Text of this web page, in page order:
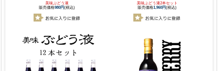
美味ぶどう液
販売価格980円(税込)
美味ぶどう液2本セット
販売価格1,960円(税込)